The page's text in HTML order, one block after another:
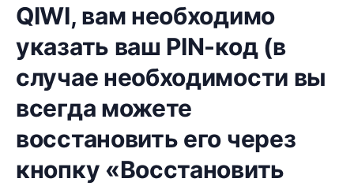
QIWI, вам необходимо
указать ваш PIN-код (в
случае необходимости вы
всегда можете
восстановить его через
кнопку «Восстановить